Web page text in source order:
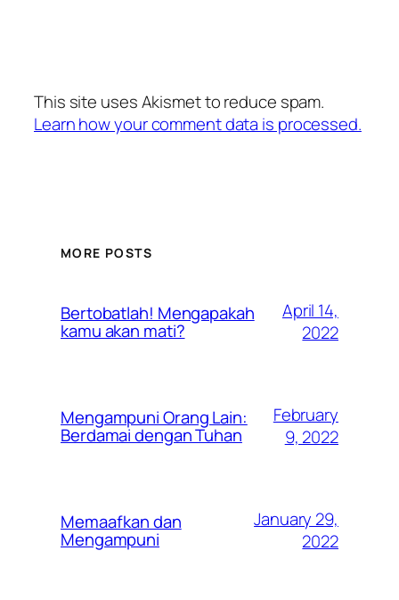
This site uses Akismet to reduce spam.
Learn how your comment data is processed.
MORE POSTS
Bertobatlah! Mengapakah
kamu akan mati?
April 14,
2022
Mengampuni Orang Lain:
Berdamai dengan Tuhan
February
9, 2022
Memaafkan dan
Mengampuni
January 29,
2022